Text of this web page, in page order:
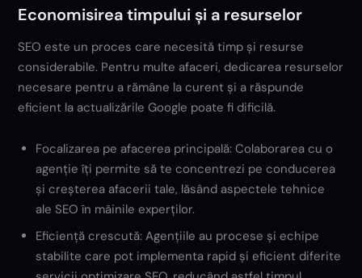
Economisirea timpului și a resurselor
SEO este un proces care necesită timp și resurse
considerabile. Pentru multe afaceri, dedicarea resurselor
necesare pentru a rămâne la curent și a răspunde
eficient la actualizările Google poate fi dificilă.
Focalizarea pe afacerea principală: Colaborarea cu o
agenție îți permite să te concentrezi pe conducerea
și creșterea afacerii tale, lăsând aspectele tehnice
ale SEO în mâinile experților.
Eficiență crescută: Agențiile au procese și echipe
stabilite care pot implementa rapid și eficient diferite